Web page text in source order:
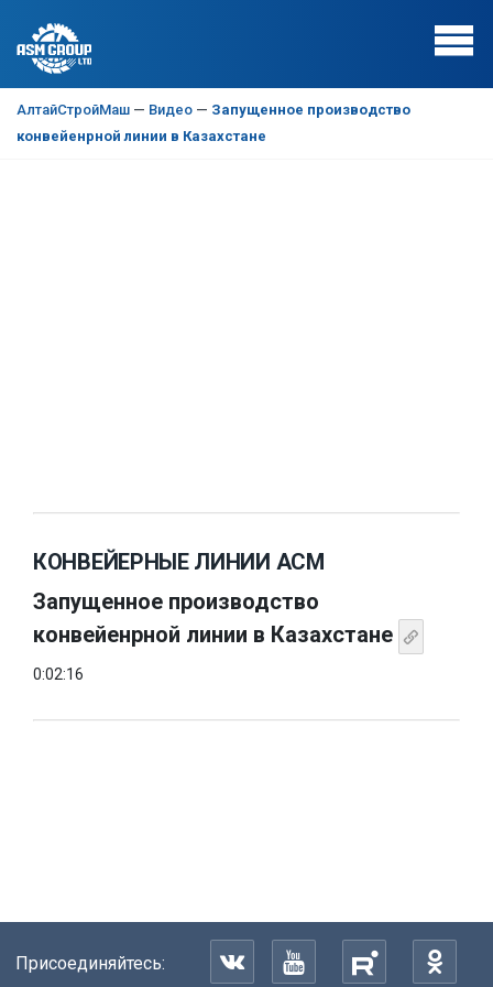
АлтайСтройМаш — Видео — Запущенное производство
конвейенрной линии в Казахстане
КОНВЕЙЕРНЫЕ ЛИНИИ АСМ
Запущенное производство
конвейенрной линии в Казахстане
0:02:16
Присоединяйтесь: